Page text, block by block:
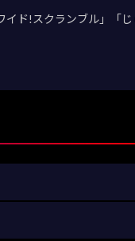
ド!スクランブル」「